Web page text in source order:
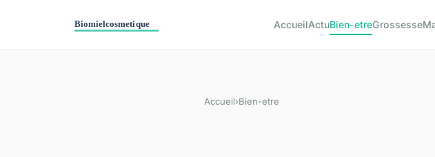
AccueilActuBien-etreGrossesse
Accueil›Bien-etre